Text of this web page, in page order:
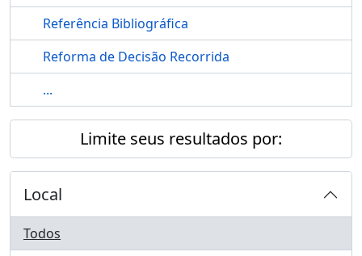
Referência Bibliográfica
Reforma de Decisão Recorrida
...
Limite seus resultados por:
Local
Todos